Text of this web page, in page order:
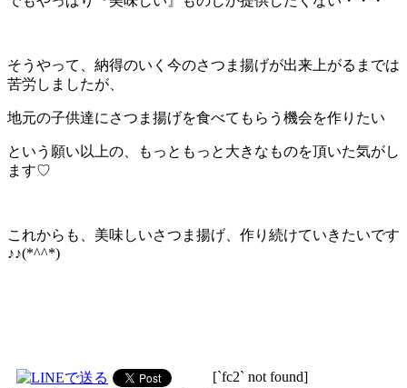
そうやって、納得のいく今のさつま揚げが出来上がるまでは
苦労しましたが、
地元の子供達にさつま揚げを食べてもらう機会を作りたい
という願い以上の、もっともっと大きなものを頂いた気がし
ます♡
これからも、美味しいさつま揚げ、作り続けていきたいです
♪♪(*^^*)
[`fc2` not found]